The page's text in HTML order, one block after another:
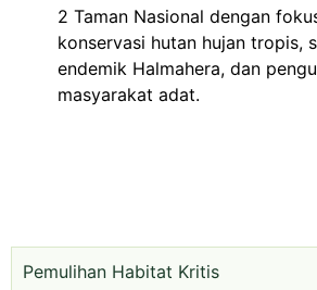
2 Taman Nasional dengan
konservasi hutan hujan tropis,
endemik Halmahera, dan
masyarakat adat.
Pemulihan Habitat Kritis